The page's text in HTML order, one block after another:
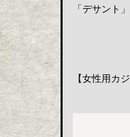
「デサント
【女性用カ